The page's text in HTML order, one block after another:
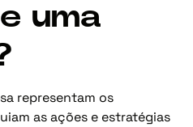
uma
representam os
as ações e estratégias